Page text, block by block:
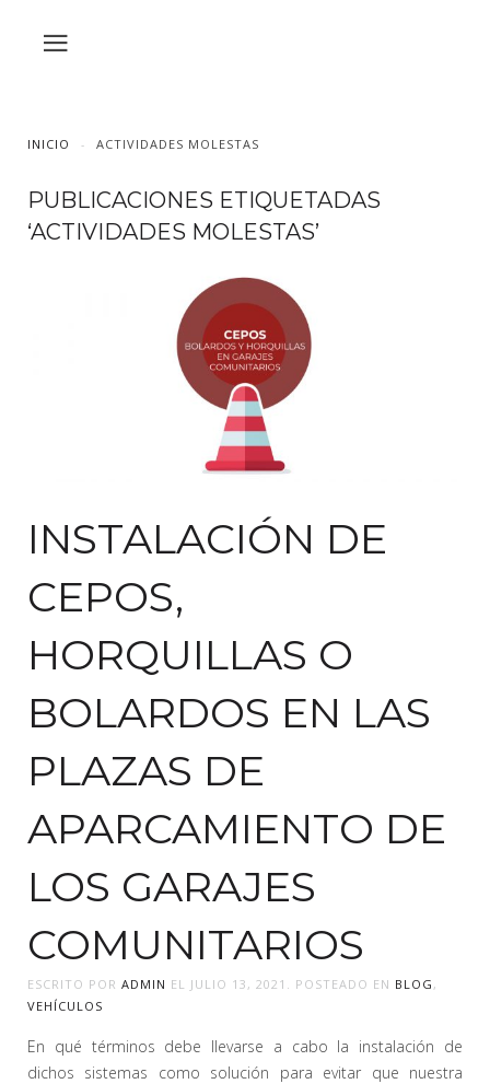
INICIO ACTIVIDADES MOLESTAS
PUBLICACIONES ETIQUETADAS
‘ACTIVIDADES MOLESTAS’
INSTALACIÓN DE
CEPOS,
HORQUILLAS O
BOLARDOS EN LAS
PLAZAS DE
APARCAMIENTO DE
LOS GARAJES
COMUNITARIOS
ESCRITO POR ADMIN EL JULIO 13, 2021 . POSTEADO EN BLOG ,
VEHÍCULOS
En qué términos debe llevarse a cabo la instalación de
dichos sistemas como solución para evitar que nuestra